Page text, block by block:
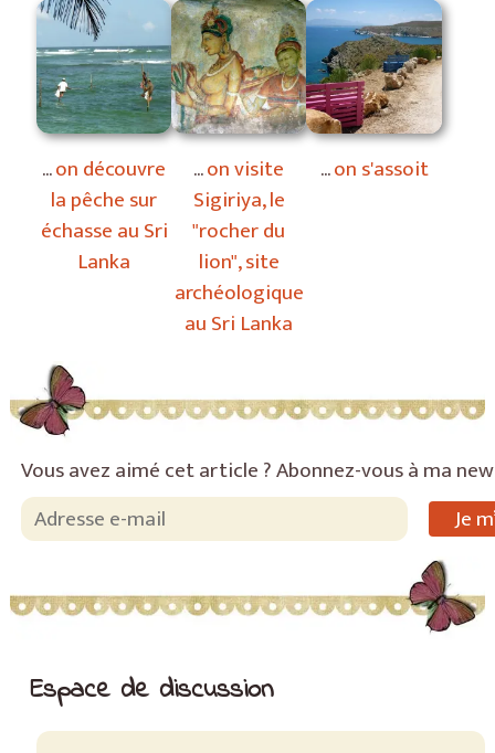
on découvre
la pêche sur
échasse au Sri
Lanka
on visite
Sigiriya, le
"rocher du
lion", site
archéologique
au Sri Lanka
on s'assoit
Vous avez aimé cet article ? Abonnez-vous à ma
Espace de discussion